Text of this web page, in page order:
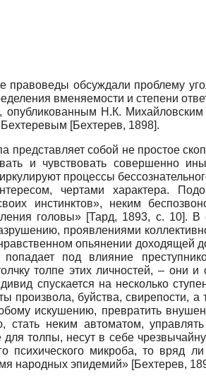
правоведы обсуждали проблему
вменяемости и степени
опубликованным Н.К. Михайловским
[Бехтерев, 1898].
представляет собой не простое
и чувствовать совершенно
процессы
чертами характера.
инстинктов», неким
головы» [Тард, 1893, с. 10]. В
проявлениями
опьянении
под влияние
толпе этих личностей, – они
спускается на несколько
буйства, свирепости, а
искушению, превратить
неким автоматом,
толпы, несут в себе
психического микроба, то вряд
народных эпидемий» [Бехтерев,